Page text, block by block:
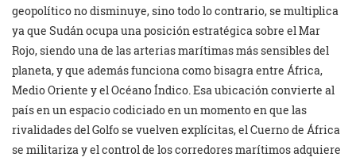
geopolítico no disminuye, sino todo lo contrario, se multiplica
ya que Sudán ocupa una posición estratégica sobre el Mar
Rojo, siendo una de las arterias marítimas más sensibles del
planeta, y que además funciona como bisagra entre África,
Medio Oriente y el Océano Índico. Esa ubicación convierte al
país en un espacio codiciado en un momento en que las
rivalidades del Golfo se vuelven explícitas, el Cuerno de África
se militariza y el control de los corredores marítimos adquiere